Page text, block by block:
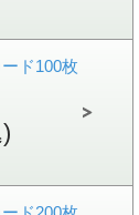
ド100枚